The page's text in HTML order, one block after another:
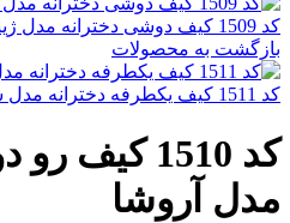
کد 1509 کیف دوشی دخترانه مدل ژینوس
بازگشت به محصولات
کد 1511 کیف یکطرفه دخترانه مدل شارن
کد 1510
مدل آروشا